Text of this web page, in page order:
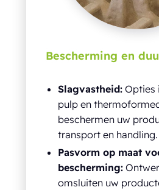
Bescherming en
Slagvastheid:Opties
pulp en
beschermen uw
transport en handling.
Pasvorm op maat
bescherming:
omsluiten uw